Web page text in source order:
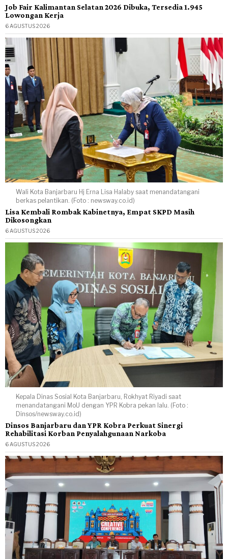
Job Fair Kalimantan Selatan 2026 Dibuka, Tersedia 1.945
Lowongan Kerja
6 AGUSTUS 2026
Wali Kota Banjarbaru Hj Erna Lisa Halaby saat menandatangani
berkas pelantikan. (Foto : newsway.co.id)
Lisa Kembali Rombak Kabinetnya, Empat SKPD Masih
Dikosongkan
6 AGUSTUS 2026
Kepala Dinas Sosial Kota Banjarbaru, Rokhyat Riyadi saat
menandatangani MoU dengan YPR Kobra pekan lalu. (Foto :
Dinsos/newsway.co.id)
Dinsos Banjarbaru dan YPR Kobra Perkuat Sinergi
Rehabilitasi Korban Penyalahgunaan Narkoba
6 AGUSTUS 2026